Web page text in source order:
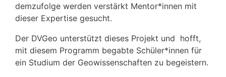
demzufolge werden verstärkt Mentor*innen mit
dieser Expertise gesucht.
Der DVGeo unterstützt dieses Projekt und hofft,
mit diesem Programm begabte Schüler*innen für
ein Studium der Geowissenschaften zu begeistern.